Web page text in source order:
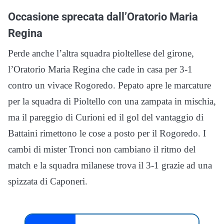
Occasione sprecata dall’Oratorio Maria
Regina
Perde anche l’altra squadra pioltellese del girone,
l’Oratorio Maria Regina che cade in casa per 3-1
contro un vivace Rogoredo. Pepato apre le marcature
per la squadra di Pioltello con una zampata in mischia,
ma il pareggio di Curioni ed il gol del vantaggio di
Battaini rimettono le cose a posto per il Rogoredo. I
cambi di mister Tronci non cambiano il ritmo del
match e la squadra milanese trova il 3-1 grazie ad una
spizzata di Caponeri.